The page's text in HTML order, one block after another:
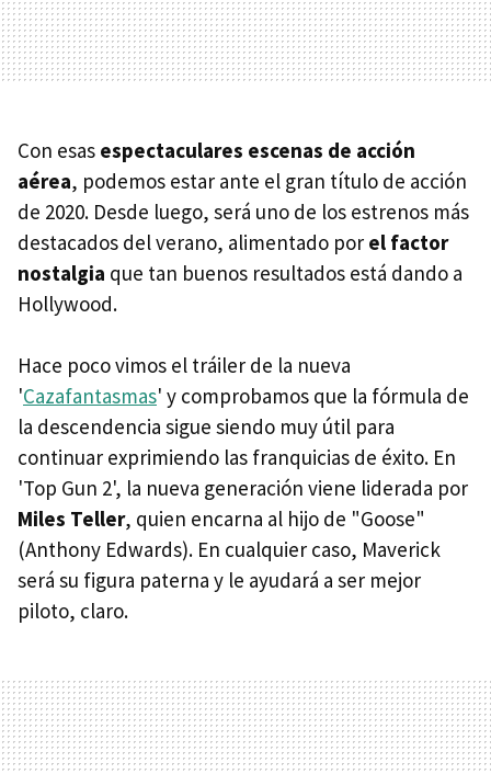
Con esas espectaculares escenas de acción
aérea, podemos estar ante el gran título de acción
de 2020. Desde luego, será uno de los estrenos más
destacados del verano, alimentado por el factor
nostalgia que tan buenos resultados está dando a
Hollywood.
Hace poco vimos el tráiler de la nueva
'Cazafantasmas' y comprobamos que la fórmula de
la descendencia sigue siendo muy útil para
continuar exprimiendo las franquicias de éxito. En
'Top Gun 2', la nueva generación viene liderada por
Miles Teller, quien encarna al hijo de "Goose"
(Anthony Edwards). En cualquier caso, Maverick
será su figura paterna y le ayudará a ser mejor
piloto, claro.